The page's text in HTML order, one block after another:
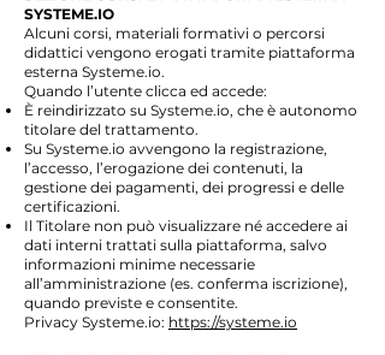
SYSTEME.IO
Alcuni corsi, materiali formativi o percorsi
didattici vengono erogati tramite piattaforma
esterna Systeme.io.
Quando l’utente clicca ed accede:
È reindirizzato su Systeme.io, che è autonomo
titolare del trattamento.
Su Systeme.io avvengono la registrazione,
l’accesso, l’erogazione dei contenuti, la
gestione dei pagamenti, dei progressi e delle
certificazioni.
Il Titolare non può visualizzare né accedere ai
dati interni trattati sulla piattaforma, salvo
informazioni minime necessarie
all’amministrazione (es. conferma iscrizione),
quando previste e consentite.
Privacy Systeme.io: https://systeme.io